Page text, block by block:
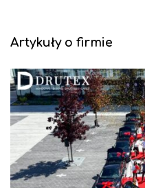
Artykuły o firmie